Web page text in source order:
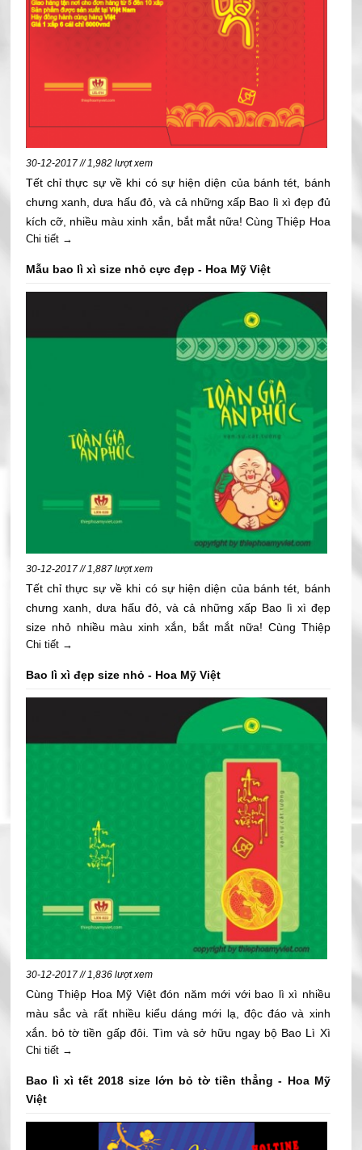
30-12-2017 // 1,982 lượt xem
Tết chỉ thực sự về khi có sự hiện diện của bánh tét, bánh
chưng xanh, dưa hấu đỏ, và cả những xấp Bao lì xì đẹp đủ
kích cỡ, nhiều màu xinh xắn, bắt mắt nữa! Cùng Thiệp Hoa
Mỹ Việt đón năm mới 2018 với bao lì xì nhiều màu sắc và
Chi tiết →
Mẫu bao lì xì size nhỏ cực đẹp - Hoa Mỹ Việt
30-12-2017 // 1,887 lượt xem
Tết chỉ thực sự về khi có sự hiện diện của bánh tét, bánh
chưng xanh, dưa hấu đỏ, và cả những xấp Bao lì xì đẹp
size nhỏ nhiều màu xinh xắn, bắt mắt nữa! Cùng Thiệp
Hoa Mỹ Việt đón năm mới với bao lì xì nhiều màu sắc và
Chi tiết →
Bao lì xì đẹp size nhỏ - Hoa Mỹ Việt
30-12-2017 // 1,836 lượt xem
Cùng Thiệp Hoa Mỹ Việt đón năm mới với bao lì xì nhiều
màu sắc và rất nhiều kiểu dáng mới lạ, độc đáo và xinh
xắn. bỏ tờ tiền gấp đôi. Tìm và sở hữu ngay bộ Bao Lì Xì
size nhỏ bỏ tờ tiền gấp đôi của Công ty Hoa Mỹ Việt nha
Chi tiết →
Bao lì xì tết 2018 size lớn bỏ tờ tiền thẳng - Hoa Mỹ
Việt